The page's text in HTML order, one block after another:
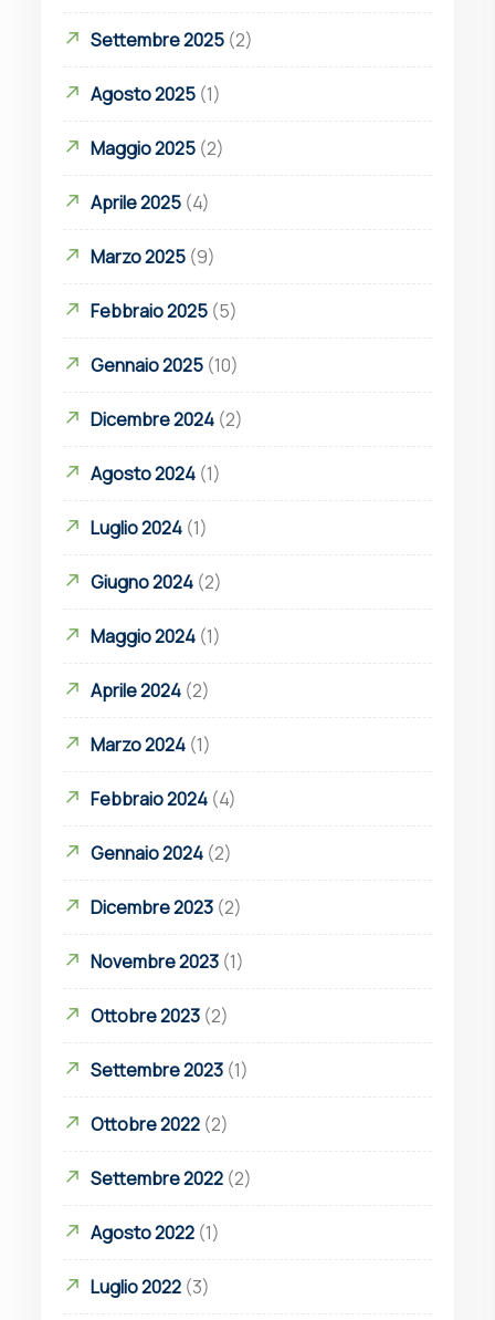
Settembre 2025 (2)
Agosto 2025 (1)
Maggio 2025 (2)
Aprile 2025 (4)
Marzo 2025 (9)
Febbraio 2025 (5)
Gennaio 2025 (10)
Dicembre 2024 (2)
Agosto 2024 (1)
Luglio 2024 (1)
Giugno 2024 (2)
Maggio 2024 (1)
Aprile 2024 (2)
Marzo 2024 (1)
Febbraio 2024 (4)
Gennaio 2024 (2)
Dicembre 2023 (2)
Novembre 2023 (1)
Ottobre 2023 (2)
Settembre 2023 (1)
Ottobre 2022 (2)
Settembre 2022 (2)
Agosto 2022 (1)
Luglio 2022 (3)